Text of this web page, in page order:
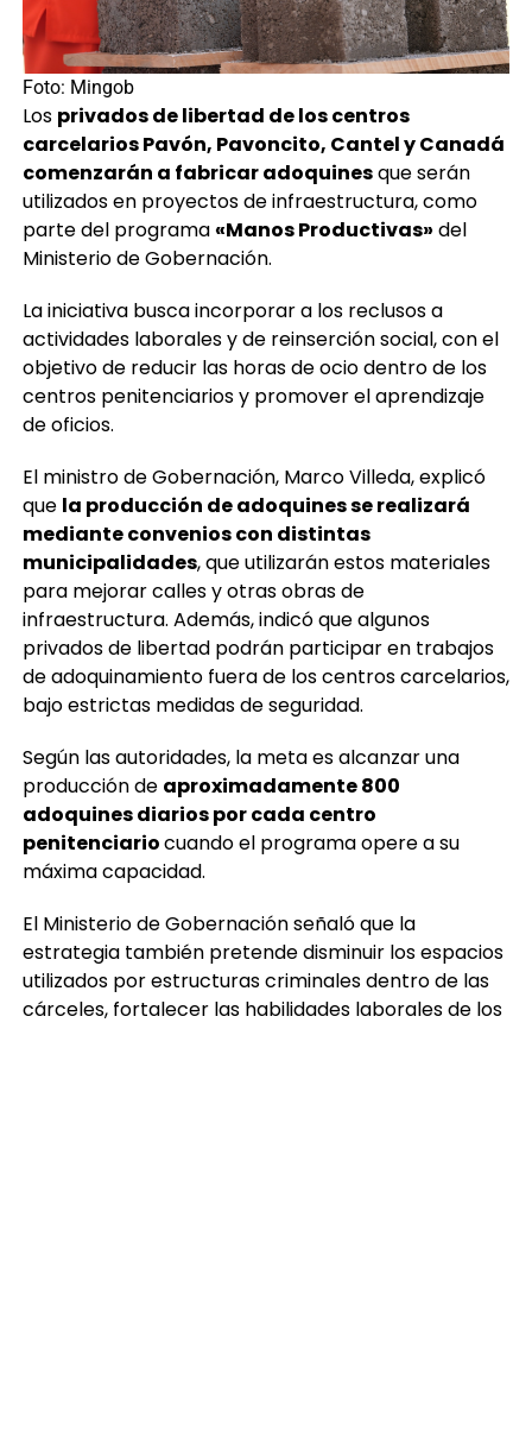
Foto: Mingob
Losprivados de libertad de los centros
carcelarios Pavón, Pavoncito, Cantel y Canadá
comenzarán a fabricar adoquinesque serán
utilizados en proyectos de infraestructura, como
parte del programa«Manos Productivas»
Ministerio de Gobernación.
La iniciativa busca incorporar a los reclusos a
actividades laborales y de reinserción social, con el
objetivo de reducir las horas de ocio dentro de los
centros penitenciarios y promover el aprendizaje
de oficios.
El ministro de Gobernación, Marco Villeda, explicó
quela producción de adoquines se realizará
mediante convenios con distintas
municipalidades, que utilizarán estos materiales
para mejorar calles y otras obras de
infraestructura. Además, indicó que algunos
privados de libertad podrán participar en trabajos
de adoquinamiento fuera de los centros carcelarios,
bajo estrictas medidas de seguridad.
Según las autoridades, la meta es alcanzar una
producción deaproximadamente 800
adoquines diarios por cada centro
penitenciariocuando el programa opere a su
máxima capacidad.
El Ministerio de Gobernación señaló que la
estrategia también pretende disminuir los espacios
utilizados por estructuras criminales dentro de las